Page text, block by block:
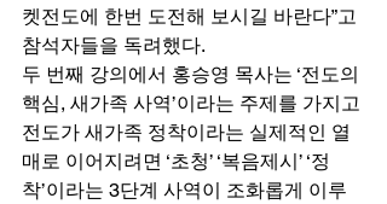
켓전도에 한번 도전해 보시길 바란다”고
참석자들을 독려했다.
두 번째 강의에서 홍승영 목사는 ‘전도의
핵심, 새가족 사역’이라는 주제를 가지고
전도가 새가족 정착이라는 실제적인 열
매로 이어지려면 ‘초청’ ‘복음제시’ ‘정
착’이라는 3단계 사역이 조화롭게 이루